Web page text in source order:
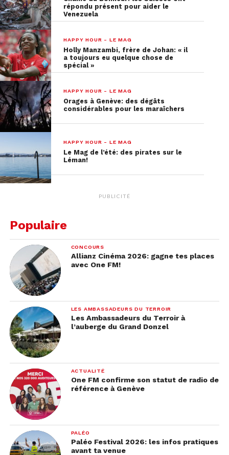
répondu présent pour aider le
Venezuela
HAPPY HOUR - LE MAG
Holly Manzambi, frère de Johan: « il
a toujours eu quelque chose de
spécial »
HAPPY HOUR - LE MAG
Orages à Genève: des dégâts
considérables pour les maraîchers
HAPPY HOUR - LE MAG
Le Mag de l’été: des pirates sur le
Léman!
PUBLICITÉ
Populaire
CONCOURS
Allianz Cinéma 2026: gagne tes places
avec One FM!
LES AMBASSADEURS DU TERROIR
Les Ambassadeurs du Terroir à
l’auberge du Grand Donzel
ACTUALITÉ
One FM confirme son statut de radio de
référence à Genève
PALÉO
Paléo Festival 2026: les infos pratiques
avant ta venue